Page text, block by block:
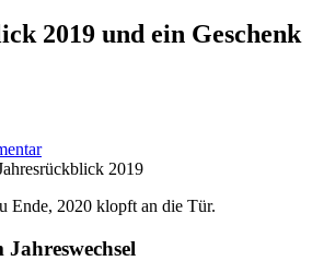
2019 und ein Geschenk
Ende, 2020 klopft an die Tür.